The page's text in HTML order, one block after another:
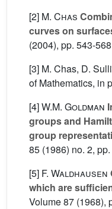
[2] M. Chas
curves on
(2004), pp. 543-568
[3] M. Chas, D.
of Mathematics, in
[4]W.M. Goldman
groups and
group
85 (1986) no. 2,
[5] F. Waldhausen
which are
Volume 87 (1968),